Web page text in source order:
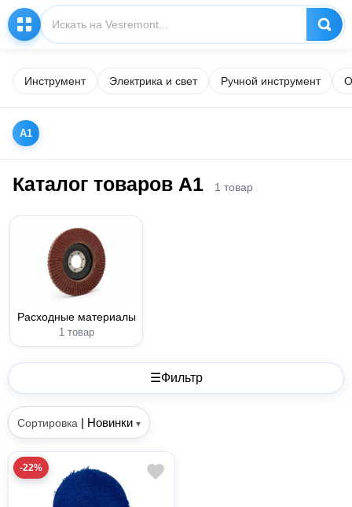
Инструмент Электрика и свет Ручной инструмент
A1
Каталог товаров A1 1 товар
Расходные материалы
1 товар
☰Фильтр
Сортировка | Новинки ▾
-22%